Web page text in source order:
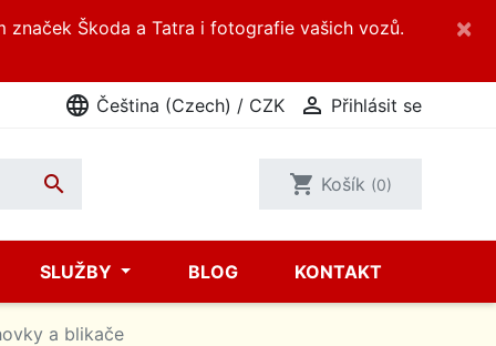
Škoda a Tatra i fotografie vašich vozů. ×
language Čeština (Czech) / CZK  Přihlásit se
 shopping_cart Košík (0)
SLUŽBY BLOG KONTAKT
a blikače